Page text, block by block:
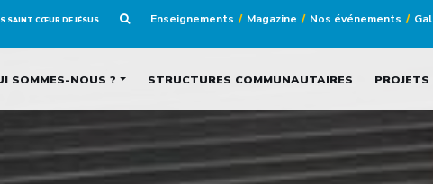
SAINT CŒUR DE JÉSUS Enseignements Magazine Nos événements
SOMMES-NOUS ? STRUCTURES COMMUNAUTAIRES PROJETS